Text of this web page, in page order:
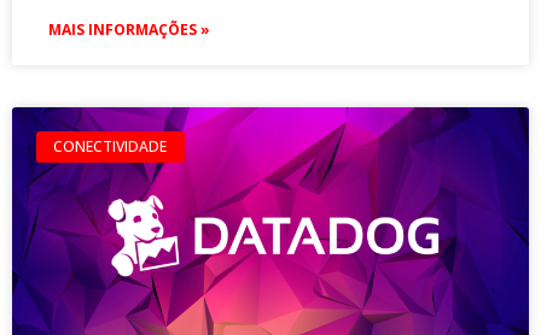
MAIS INFORMAÇÕES »
CONECTIVIDADE